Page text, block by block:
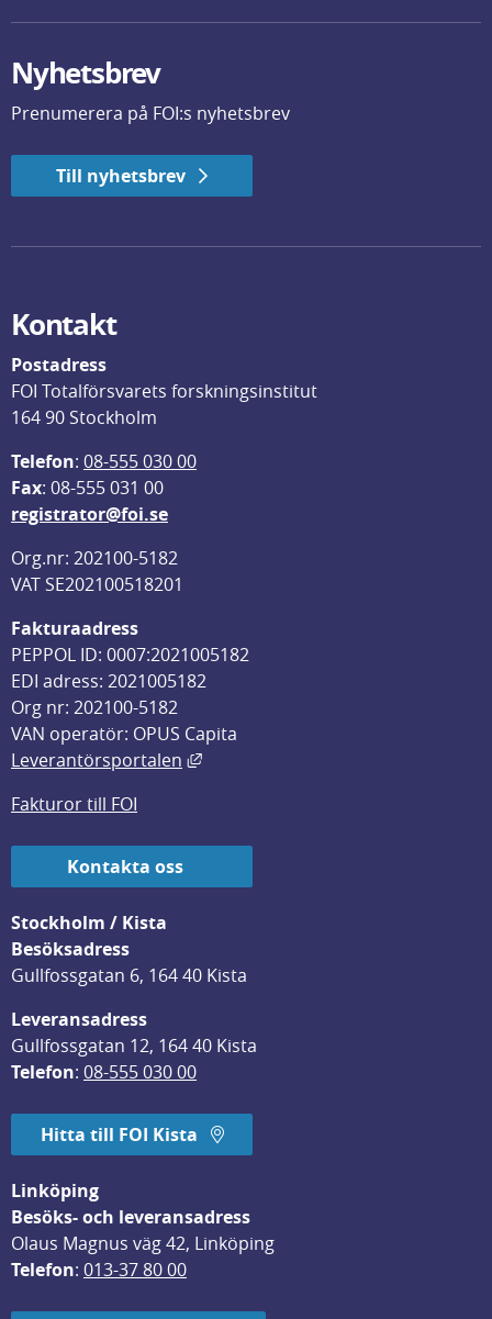
Nyhetsbrev
Prenumerera på FOI:s nyhetsbrev
Till nyhetsbrev
Kontakt
Postadress
FOI Totalförsvarets forskningsinstitut
164 90 Stockholm
Telefon: 08-555 030 00
Fax: 08-555 031 00
registrator@foi.se
Org.nr: 202100-5182
VAT SE202100518201
Fakturaadress
PEPPOL ID: 0007:2021005182
EDI adress: 2021005182
Org nr: 202100-5182
VAN operatör: OPUS Capita
Leverantörsportalen
Länk till annan webbplats, öppnas
Fakturor till FOI
Kontakta oss
Stockholm / Kista
Besöksadress
Gullfossgatan 6, 164 40 Kista
Leveransadress
Gullfossgatan 12, 164 40 Kista
Telefon: 08-555 030 00
Hitta till FOI Kista
Linköping
Besöks- och leveransadress
Olaus Magnus väg 42, Linköping
Telefon: 013-37 80 00